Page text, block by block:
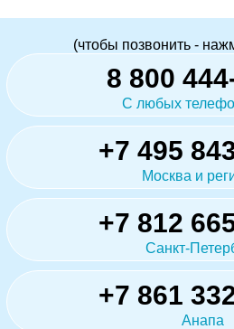
(чтобы позвонить -
8 800
С любых
+7 495
Москва и
+7 812
Санкт-
+7 861
Анапа